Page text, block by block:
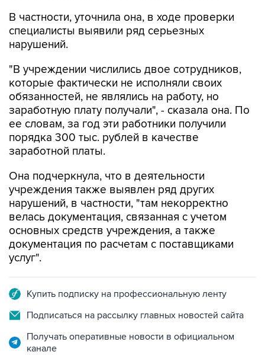
В частности, уточнила она, в ходе проверки
специалисты выявили ряд серьезных
нарушений.
"В учреждении числились двое сотрудников,
которые фактически не исполняли своих
обязанностей, не являлись на работу, но
заработную плату получали", - сказала она. По
ее словам, за год эти работники получили
порядка 300 тыс. рублей в качестве
заработной платы.
Она подчеркнула, что в деятельности
учреждения также выявлен ряд других
нарушений, в частности, "там некорректно
велась документация, связанная с учетом
основных средств учреждения, а также
документация по расчетам с поставщиками
услуг".
Купить подписку на профессиональную ленту
Подписаться на рассылку главных новостей сайта
Получать оперативные новости в официальном
канале